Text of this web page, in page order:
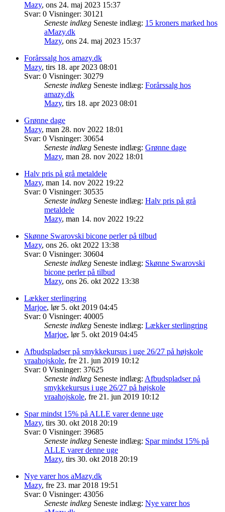
Mazy, ons 24. maj 2023 15:37
Svar: 0 Visninger: 30121
Seneste indlæg Seneste indlæg: 15 kroners marked hos
aMazy.dk
Mazy, ons 24. maj 2023 15:37
Forårssalg hos amazy.dk
Mazy, tirs 18. apr 2023 08:01
Svar: 0 Visninger: 30279
Seneste indlæg Seneste indlæg: Forårssalg hos
amazy.dk
Mazy, tirs 18. apr 2023 08:01
Grønne dage
Mazy, man 28. nov 2022 18:01
Svar: 0 Visninger: 30654
Seneste indlæg Seneste indlæg: Grønne dage
Mazy, man 28. nov 2022 18:01
Halv pris på grå metaldele
Mazy, man 14. nov 2022 19:22
Svar: 0 Visninger: 30535
Seneste indlæg Seneste indlæg: Halv pris på grå
metaldele
Mazy, man 14. nov 2022 19:22
Skønne Swarovski bicone perler på tilbud
Mazy, ons 26. okt 2022 13:38
Svar: 0 Visninger: 30604
Seneste indlæg Seneste indlæg: Skønne Swarovski
bicone perler på tilbud
Mazy, ons 26. okt 2022 13:38
Lækker sterlingring
Marjoe, lør 5. okt 2019 04:45
Svar: 0 Visninger: 40005
Seneste indlæg Seneste indlæg: Lækker sterlingring
Marjoe, lør 5. okt 2019 04:45
Afbudspladser på smykkekursus i uge 26/27 på højskole
vraahojskole, fre 21. jun 2019 10:12
Svar: 0 Visninger: 37625
Seneste indlæg Seneste indlæg: Afbudspladser på
smykkekursus i uge 26/27 på højskole
vraahojskole, fre 21. jun 2019 10:12
Spar mindst 15% på ALLE varer denne uge
Mazy, tirs 30. okt 2018 20:19
Svar: 0 Visninger: 39685
Seneste indlæg Seneste indlæg: Spar mindst 15% på
ALLE varer denne uge
Mazy, tirs 30. okt 2018 20:19
Nye varer hos aMazy.dk
Mazy, fre 23. mar 2018 19:51
Svar: 0 Visninger: 43056
Seneste indlæg Seneste indlæg: Nye varer hos